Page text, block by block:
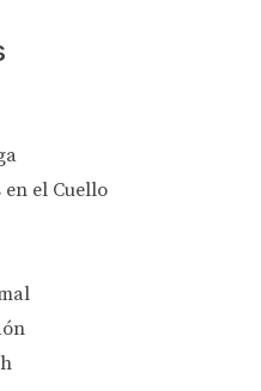
en el Cuello